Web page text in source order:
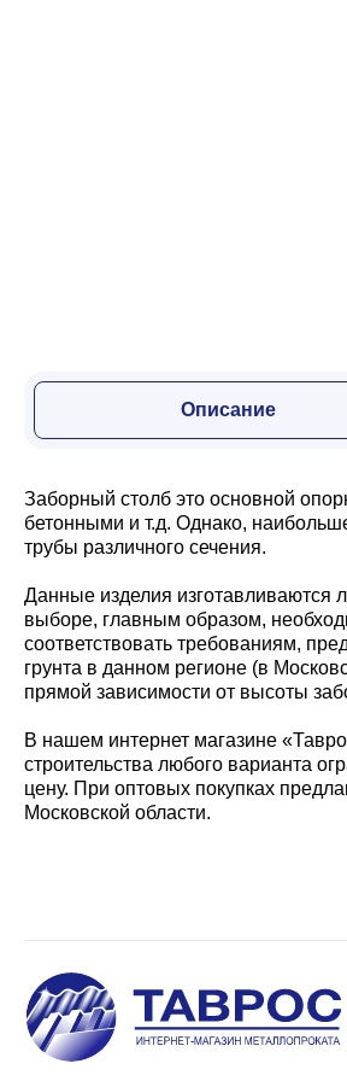
Дача и садОписание
Заборный столб это основной
бетонными и т.д. Однако,
трубы различного сечения.
Данные изделия изготавливаются
выборе, главным образом,
соответствовать требованиям,
грунта в данном регионе (в
прямой зависимости от высоты
В нашем интернет магазине
строительства любого варианта
цену. При оптовых покупках
Московской области.